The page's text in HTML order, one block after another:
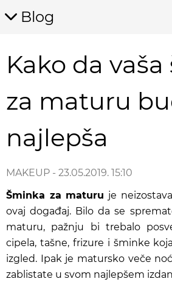
Blog
Kako da
za maturu
najlepša
MAKEUP - 23.05.2019. 15:10
Šminka za maturu je
ovaj događaj. Bilo da se
maturu, pažnju bi trebalo
cipela, tašne, frizure i šminke
izgled. Ipak je matursko veče
zablistate u svom najlepšem